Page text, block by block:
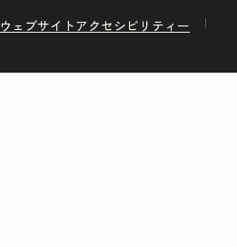
ウェブサイトアクセシビリティー